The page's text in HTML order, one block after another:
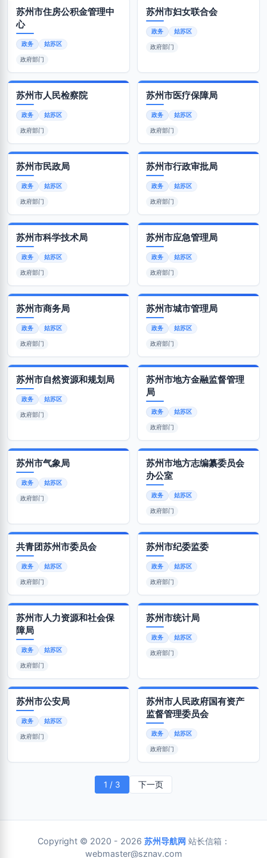
苏州市住房公积金管理中
心
政务 姑苏区
政府部门
苏州市妇女联合会
政务 姑苏区
政府部门
苏州市人民检察院
政务 姑苏区
政府部门
苏州市医疗保障局
政务 姑苏区
政府部门
苏州市民政局
政务 姑苏区
政府部门
苏州市行政审批局
政务 姑苏区
政府部门
苏州市科学技术局
政务 姑苏区
政府部门
苏州市应急管理局
政务 姑苏区
政府部门
苏州市商务局
政务 姑苏区
政府部门
苏州市城市管理局
政务 姑苏区
政府部门
苏州市自然资源和规划局
政务 姑苏区
政府部门
苏州市地方金融监督管理
局
政务 姑苏区
政府部门
苏州市气象局
政务 姑苏区
政府部门
苏州市地方志编纂委员会
办公室
政务 姑苏区
政府部门
共青团苏州市委员会
政务 姑苏区
政府部门
苏州市纪委监委
政务 姑苏区
政府部门
苏州市人力资源和社会保
障局
政务 姑苏区
政府部门
苏州市统计局
政务 姑苏区
政府部门
苏州市公安局
政务 姑苏区
政府部门
苏州市人民政府国有资产
监督管理委员会
政务 姑苏区
政府部门
1 / 3 下一页
Copyright © 2020 - 2026 苏州导航网 站长信箱：
webmaster@sznav.com